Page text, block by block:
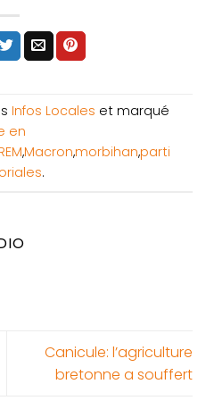
Infos Locales et marqué
en
,Macron,morbihan,parti
.
Canicule: l’agriculture
bretonne a souffert